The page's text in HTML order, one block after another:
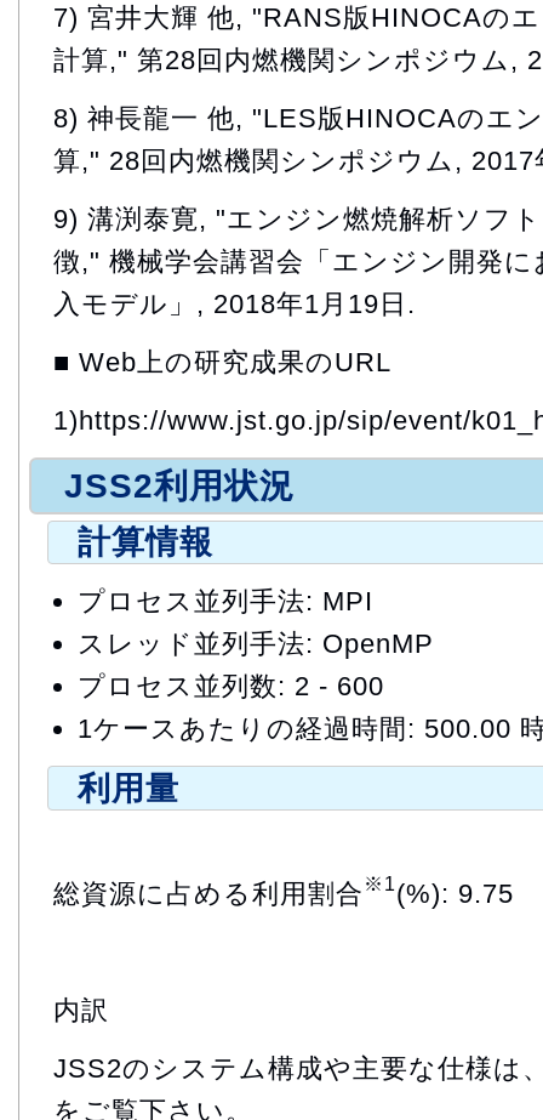
7) 宮井大輝 他, "RANS版HINOCAの
計算," 第28回内燃機関シンポジウム,
8) 神長龍一 他, "LES版HINOCAのエ
算," 28回内燃機関シンポジウム, 2017
9) 溝渕泰寛, "エンジン燃焼解析ソフ
徴," 機械学会講習会「エンジン開発
入モデル」, 2018年1月19日.
■ Web上の研究成果のURL
1)https://www.jst.go.jp/sip/event/
JSS2利用状況
計算情報
プロセス並列手法: MPI
スレッド並列手法: OpenMP
プロセス並列数: 2 - 600
1ケースあたりの経過時間: 500.00
利用量
総資源に占める利用割合 ※1(%): 9.75
内訳
JSS2のシステム構成や主要な仕様は
をご覧下さい。